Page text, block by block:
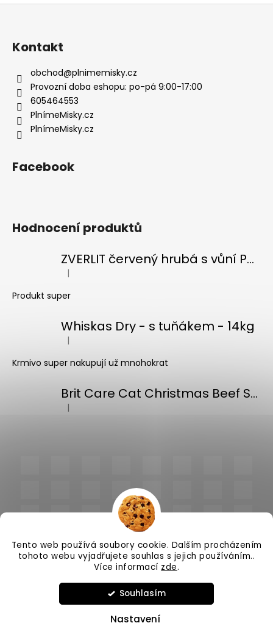
Tento web používá soubory cookie. Dalším procházením
tohoto webu vyjadřujete souhlas s jejich používáním..
Více informací zde.
Souhlasím
Nastavení
Z
Kontakt
obchod@plnimemisky.cz
Provozní doba eshopu: po-pá 9:00-17:00
605464553
PlnímeMisky.cz
PlnímeMisky.cz
Facebook
Hodnocení produktů
ZVERLIT červený hrubá s vůní Podestýlka kočka 10kg
Hodnocení produktu je 5 z 5 hvězdiček.
|
Produkt super
Whiskas Dry - s tuňákem - 14kg
Hodnocení produktu je 5 z 5 hvězdiček.
|
Krmivo super nakupují už mnohokrat
Brit Care Cat Christmas Beef Soup 75g
Hodnocení produktu je 5 z 5 hvězdiček.
|
PlnímeMisky.cz
vyhrazena.Upravit nastavení cookies